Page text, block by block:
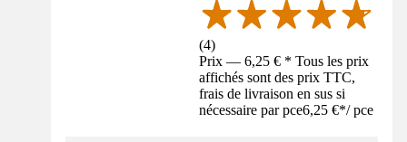
(4)
Prix — 6,25 € * Tous les prix
affichés sont des prix TTC,
frais de livraison en sus si
nécessaire par pce6,25 €*/ pce